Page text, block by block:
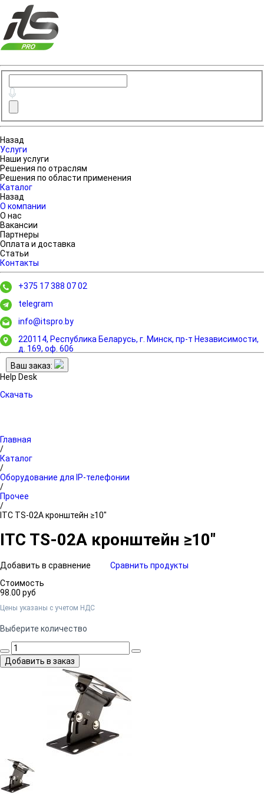
Назад
Услуги
Наши услуги
Решения по отраслям
Решения по области применения
Каталог
Назад
О компании
О нас
Вакансии
Партнеры
Оплата и доставка
Статьи
Контакты
+375 17 388 07 02
telegram
info@itspro.by
220114, Республика Беларусь, г. Минск, пр-т Независимости,
д. 169, оф. 606
Ваш заказ:
Help Desk
Скачать
Главная
/
Каталог
/
Оборудование для IP-телефонии
/
Прочее
/
ITC TS-02A кронштейн ≥10"
ITC TS-02A кронштейн ≥10"
Добавить в сравнение
Сравнить продукты
Стоимость
98.00 руб
Цены указаны c учетом НДС
Выберите количество
Добавить в заказ